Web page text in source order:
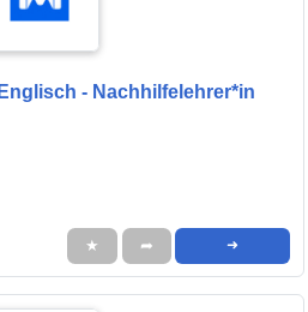
- Nachhilfelehrer*in
★ ➦ ➜